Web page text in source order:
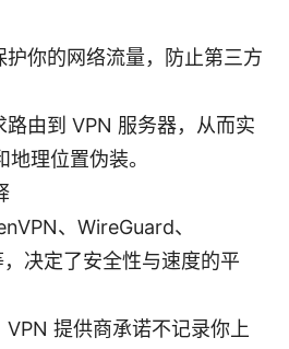
护你的网络流量，防止第三方
路由到 VPN 服务器，从而实
理位置伪装。
、WireGuard、
决定了安全性与速度的平
提供商承诺不记录你上